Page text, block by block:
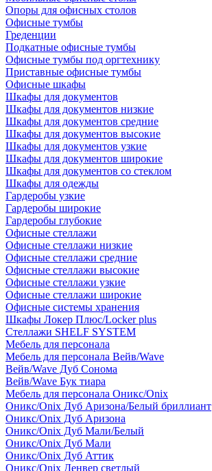
Опоры для офисных столов
Офисные тумбы
Греденции
Подкатные офисные тумбы
Офисные тумбы под оргтехнику
Приставные офисные тумбы
Офисные шкафы
Шкафы для документов
Шкафы для документов низкие
Шкафы для документов средние
Шкафы для документов высокие
Шкафы для документов узкие
Шкафы для документов широкие
Шкафы для документов со стеклом
Шкафы для одежды
Гардеробы узкие
Гардеробы широкие
Гардеробы глубокие
Офисные стеллажи
Офисные стеллажи низкие
Офисные стеллажи средние
Офисные стеллажи высокие
Офисные стеллажи узкие
Офисные стеллажи широкие
Офисные системы хранения
Шкафы Локер Плюс/Locker plus
Стеллажи SHELF SYSTEM
Мебель для персонала
Мебель для персонала Вейв/Wave
Вейв/Wave Дуб Сонома
Вейв/Wave Бук тиара
Мебель для персонала Оникс/Onix
Оникс/Onix Дуб Аризона/Белый бриллиант
Оникс/Onix Дуб Аризона
Оникс/Onix Дуб Мали/Белый
Оникс/Onix Дуб Мали
Оникс/Onix Дуб Аттик
Оникс/Onix Денвер светлый